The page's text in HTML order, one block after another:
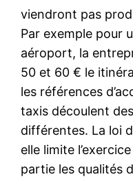
viendront pas
Par exemple pour
aéroport, la
50 et 60 € le
les références
taxis découlent
différentes. La loi
elle limite
partie les qualités